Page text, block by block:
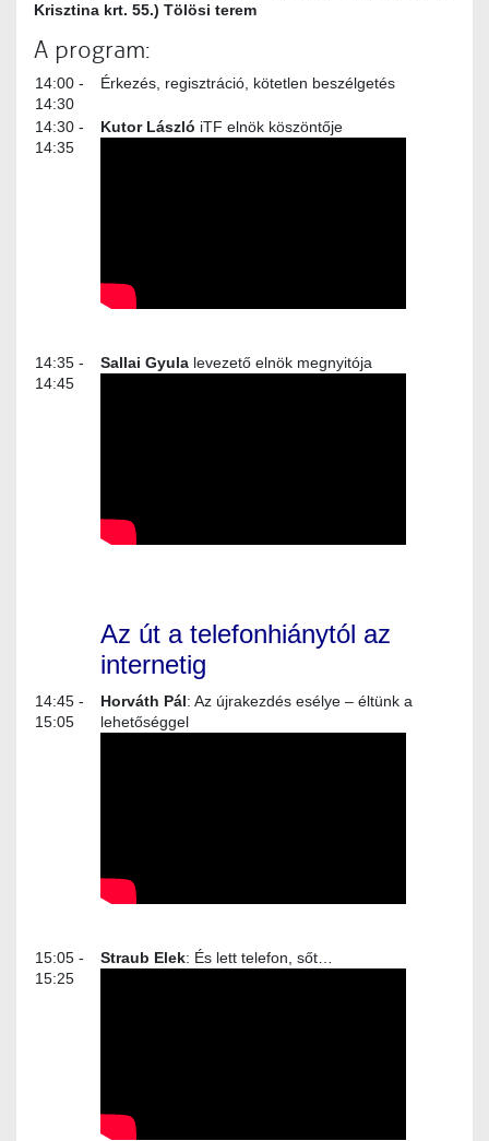
Krisztina krt. 55.) Tölösi terem
A program:
14:00 -
14:30
Érkezés, regisztráció, kötetlen beszélgetés
14:30 -
14:35
Kutor László iTF elnök köszöntője
14:35 -
14:45
Sallai Gyula levezető elnök megnyitója
Az út a telefonhiánytól az
internetig
14:45 -
15:05
Horváth Pál: Az újrakezdés esélye – éltünk a
lehetőséggel
15:05 -
15:25
Straub Elek: És lett telefon, sőt…